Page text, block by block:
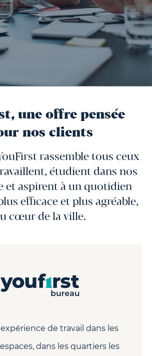
une offre pensée
nos clients
rassemble tous ceux
étudient dans nos
et aspirent à un quotidien
efficace et plus agréable,
cœur de la ville.
de travail dans les
dans les quartiers les